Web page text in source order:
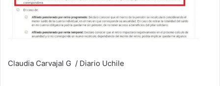
Claudia Carvajal G / Diario Uchile